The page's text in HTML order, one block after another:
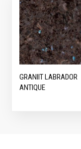
GRANIIT LABRADOR
ANTIQUE